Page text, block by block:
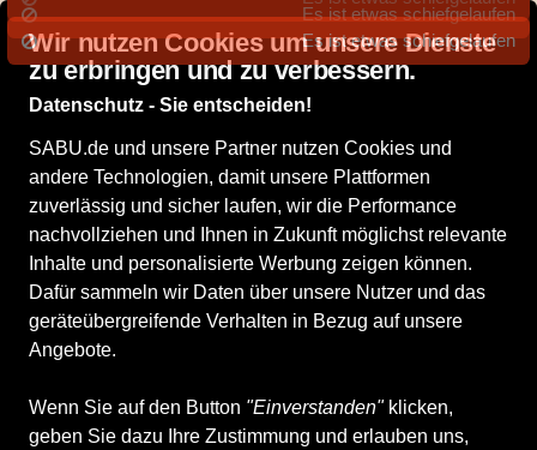
Wir nutzen Cookies um unsere Dienste
zu erbringen und zu verbessern.
Datenschutz - Sie entscheiden!
SABU.de und unsere Partner nutzen Cookies und
andere Technologien, damit unsere Plattformen
zuverlässig und sicher laufen, wir die Performance
nachvollziehen und Ihnen in Zukunft möglichst relevante
Inhalte und personalisierte Werbung zeigen können.
Dafür sammeln wir Daten über unsere Nutzer und das
geräteübergreifende Verhalten in Bezug auf unsere
Angebote.
Wenn Sie auf den Button "Einverstanden"klicken,
geben Sie dazu Ihre Zustimmung und erlauben uns,
Deutschlandweite Lieferung
Supersoft
Es ist etwas schiefgelaufen